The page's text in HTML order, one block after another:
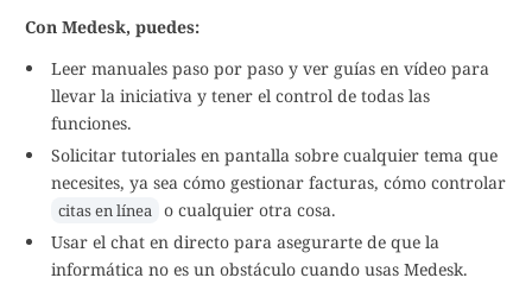
Con Medesk, puedes:
Leer manuales paso por paso y ver guías en vídeo para
llevar la iniciativa y tener el control de todas las
funciones.
Solicitar tutoriales en pantalla sobre cualquier tema que
necesites, ya sea cómo gestionar facturas, cómo controlar
citas en línea o cualquier otra cosa.
Usar el chat en directo para asegurarte de que la
informática no es un obstáculo cuando usas Medesk.